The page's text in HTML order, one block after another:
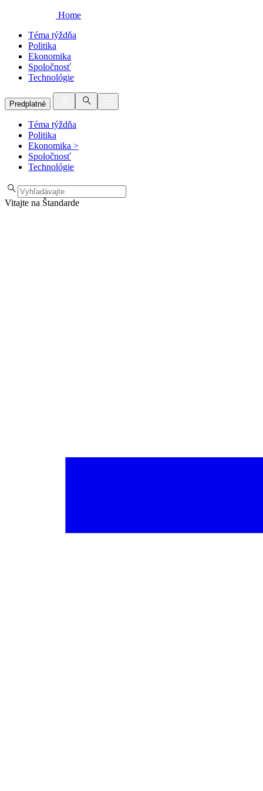
Home
Téma týždňa
Politika
Ekonomika
Spoločnosť
Technológie
Predplatné
Téma týždňa
Politika
Ekonomika >
Spoločnosť
Technológie
Vitajte na Štandarde